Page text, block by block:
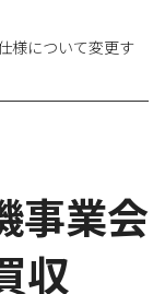
様について変更す
事業会
収